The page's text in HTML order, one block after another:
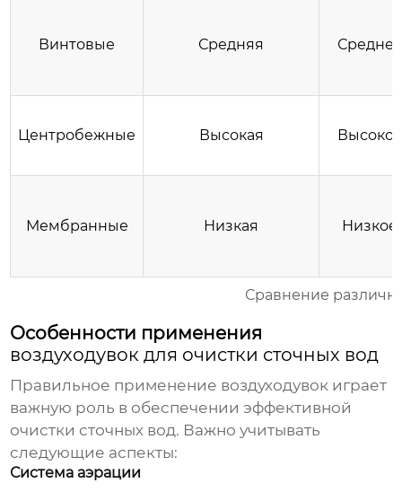
Сравнение
Винтовые Средняя Среднее
Центробежные Высокая Высокое
Мембранные Низкая Низкое
Особенности применения
воздуходувок для очистки сточных вод
Правильное применение воздуходувок играет
важную роль в обеспечении эффективной
очистки сточных вод. Важно учитывать
следующие аспекты:
Система аэрации